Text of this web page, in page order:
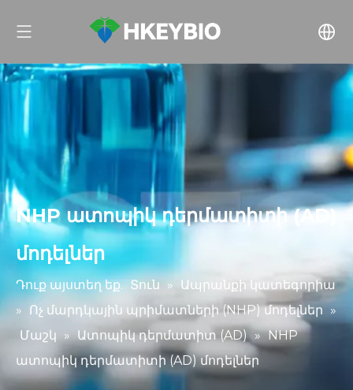
NHP ատոպիկ դերմատիտի (AD)
մոդելներ
Դուք այստեղ եք. Տուն » Ապրանքի կատեգորիա
» Ոչ մարդկային պրիմատների (NHP) մոդելներ »
Մաշկ » Ատոպիկ դերմատիտ (AD) » NHP
ատոպիկ դերմատիտի (AD) մոդելներ